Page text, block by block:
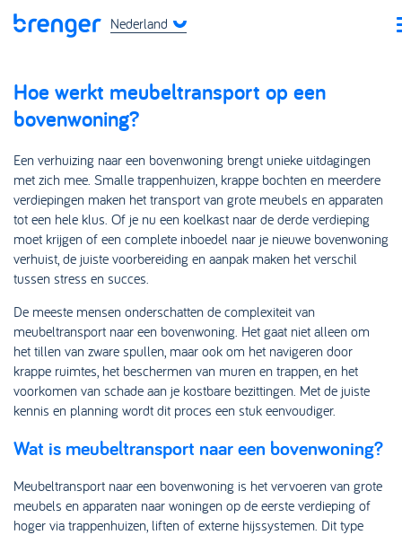
Nederland
Hoe werkt meubeltransport op een
bovenwoning?
Een verhuizing naar een bovenwoning brengt unieke uitdagingen
met zich mee. Smalle trappenhuizen, krappe bochten en meerdere
verdiepingen maken het transport van grote meubels en apparaten
tot een hele klus. Of je nu een koelkast naar de derde verdieping
moet krijgen of een complete inboedel naar je nieuwe bovenwoning
verhuist, de juiste voorbereiding en aanpak maken het verschil
tussen stress en succes.
De meeste mensen onderschatten de complexiteit van
meubeltransport naar een bovenwoning. Het gaat niet alleen om
het tillen van zware spullen, maar ook om het navigeren door
krappe ruimtes, het beschermen van muren en trappen, en het
voorkomen van schade aan je kostbare bezittingen. Met de juiste
kennis en planning wordt dit proces een stuk eenvoudiger.
Wat is meubeltransport naar een bovenwoning?
Meubeltransport naar een bovenwoning is het vervoeren van grote
meubels en apparaten naar woningen op de eerste verdieping of
hoger via trappenhuizen, liften of externe hijssystemen. Dit type